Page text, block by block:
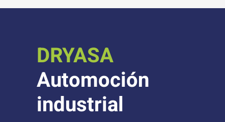
DRYASA
Automoción
industrial